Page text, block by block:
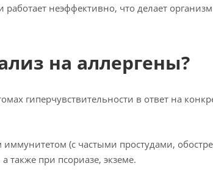
неэффективно, что делает
на аллергены?
гиперчувствительности в ответ на
(с частыми простудами,
также при псориазе, экземе.